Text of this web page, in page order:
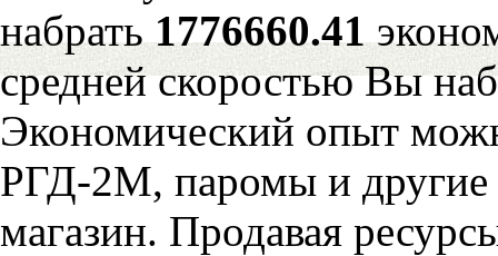
набрать1776660.41
средней скоростью Вы
Экономический опыт
РГД-2М, паромы и другие
магазин. Продавая